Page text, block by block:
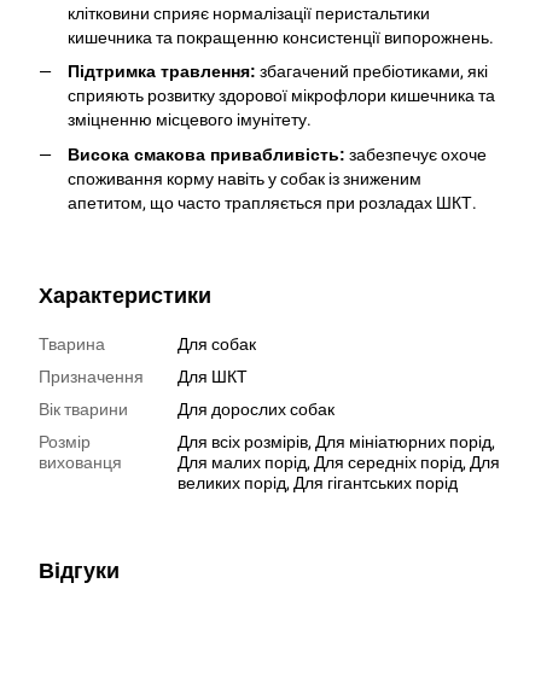
клітковини сприяє нормалізації перистальтики
кишечника та покращенню консистенції випорожнень.
Підтримка травлення: збагачений пребіотиками, які
сприяють розвитку здорової мікрофлори кишечника та
зміцненню місцевого імунітету.
Висока смакова привабливість: забезпечує охоче
споживання корму навіть у собак із зниженим
апетитом, що часто трапляється при розладах ШКТ.
Характеристики
Тварина
Для собак
Призначення
Для ШКТ
Вік тварини
Для дорослих собак
Розмір
вихованця
Для всіх розмірів, Для мініатюрних порід,
Для малих порід, Для середніх порід, Для
великих порід, Для гігантських порід
Відгуки